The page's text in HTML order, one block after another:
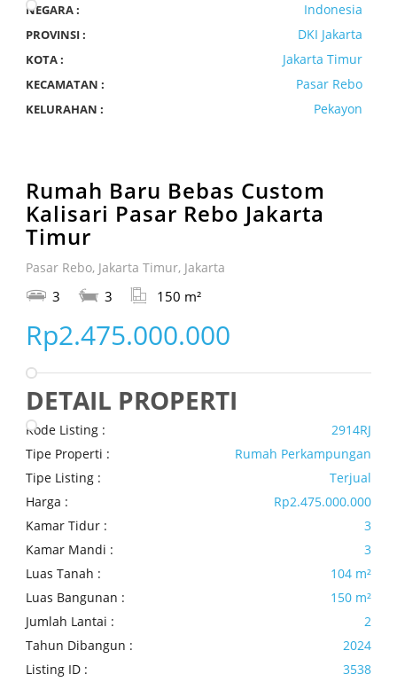
NEGARA : Indonesia
PROVINSI : DKI Jakarta
KOTA : Jakarta Timur
KECAMATAN : Pasar Rebo
KELURAHAN : Pekayon
Rumah Baru Bebas Custom
Kalisari Pasar Rebo Jakarta
Timur
Pasar Rebo, Jakarta Timur, Jakarta
3 3 150 m²
Rp2.475.000.000
DETAIL PROPERTI
Kode Listing :
2914RJ
Tipe Properti :
Rumah Perkampungan
Tipe Listing :
Terjual
Harga :
Rp2.475.000.000
Kamar Tidur :
3
Kamar Mandi :
3
Luas Tanah :
104 m²
Luas Bangunan :
150 m²
Jumlah Lantai :
2
Tahun Dibangun :
2024
Listing ID :
3538